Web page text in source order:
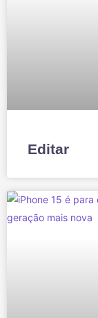
Editar